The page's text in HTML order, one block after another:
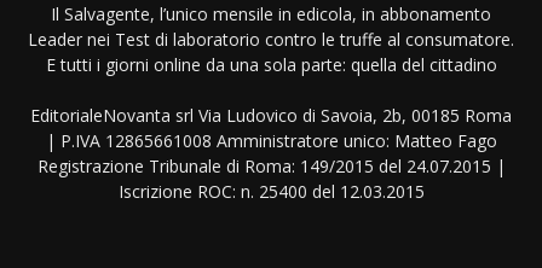
Il Salvagente, l’unico mensile in edicola, in abbonamento
Leader nei Test di laboratorio contro le truffe al consumatore.
E tutti i giorni online da una sola parte: quella del cittadino
EditorialeNovanta srl Via Ludovico di Savoia, 2b, 00185 Roma
| P.IVA 12865661008 Amministratore unico: Matteo Fago
Registrazione Tribunale di Roma: 149/2015 del 24.07.2015 |
Iscrizione ROC: n. 25400 del 12.03.2015